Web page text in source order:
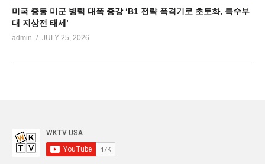
미국 중동 미군 병력 대폭 증강 ‘B1 전략 폭격기로 초토화, 특수부
대 지상전 태세’
admin JULY 25, 2026